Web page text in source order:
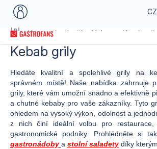
Přejít
Domů
Kategorie zboží Vybavení kuchyně
Kebab grily
Hledáte kvalitní a spolehlivé grily na
správném místě! Naše nabídka zahrnuje
grily, které vám umožní snadno a efektivně
a chutné kebaby pro vaše zákazníky. Tyto
ohledem na vysoký výkon, odolnost a
z nich činí ideální volbu pro
gastronomické podniky. Prohlédněte si
gastronádoby a stolní saladetydíky